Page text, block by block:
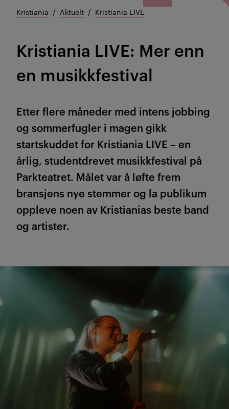
Kristiania Aktuelt Kristiania LIVE
Kristiania LIVE: Mer enn
en musikkfestival
Etter flere måneder med intens jobbing
og sommerfugler i magen gikk
startskuddet for Kristiania LIVE – en
årlig, studentdrevet musikkfestival på
Parkteatret. Målet var å løfte frem
bransjens nye stemmer og la publikum
oppleve noen av Kristianias beste band
og artister.